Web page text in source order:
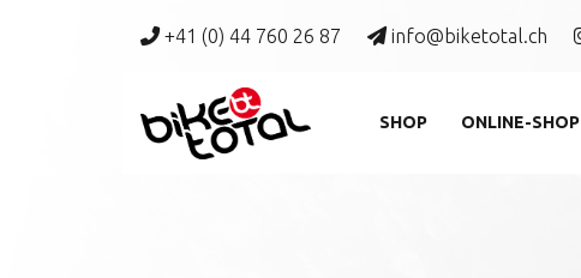
+41 (0) 44 760 26 87 info@biketotal.ch
SHOP ONLINE-SHOP